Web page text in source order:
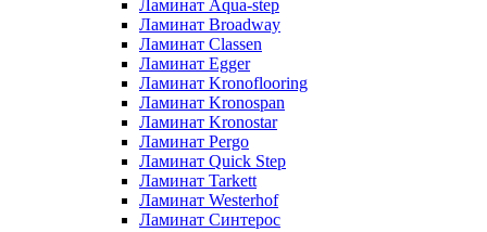
Ламинат Aqua-step
Ламинат Broadway
Ламинат Classen
Ламинат Egger
Ламинат Kronoflooring
Ламинат Kronospan
Ламинат Kronostar
Ламинат Pergo
Ламинат Quick Step
Ламинат Tarkett
Ламинат Westerhof
Ламинат Синтерос